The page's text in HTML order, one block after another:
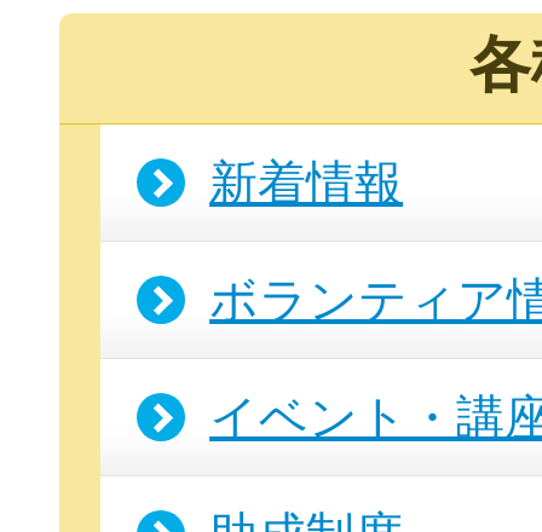
新着情報
ボランティア
イベント・講